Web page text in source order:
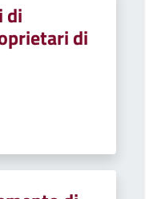
di
di